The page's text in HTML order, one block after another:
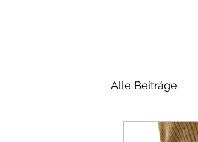
Alle Beiträge
Rezepte